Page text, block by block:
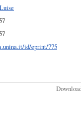
id/eprint/775